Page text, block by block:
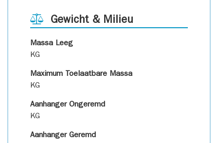
Gewicht & Milieu
Massa Leeg
KG
Maximum Toelaatbare Massa
KG
Aanhanger Ongeremd
KG
Aanhanger Geremd